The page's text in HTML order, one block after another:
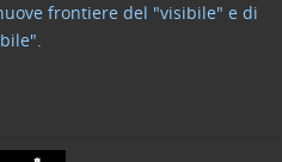
frontiere del "visibile" e di
.